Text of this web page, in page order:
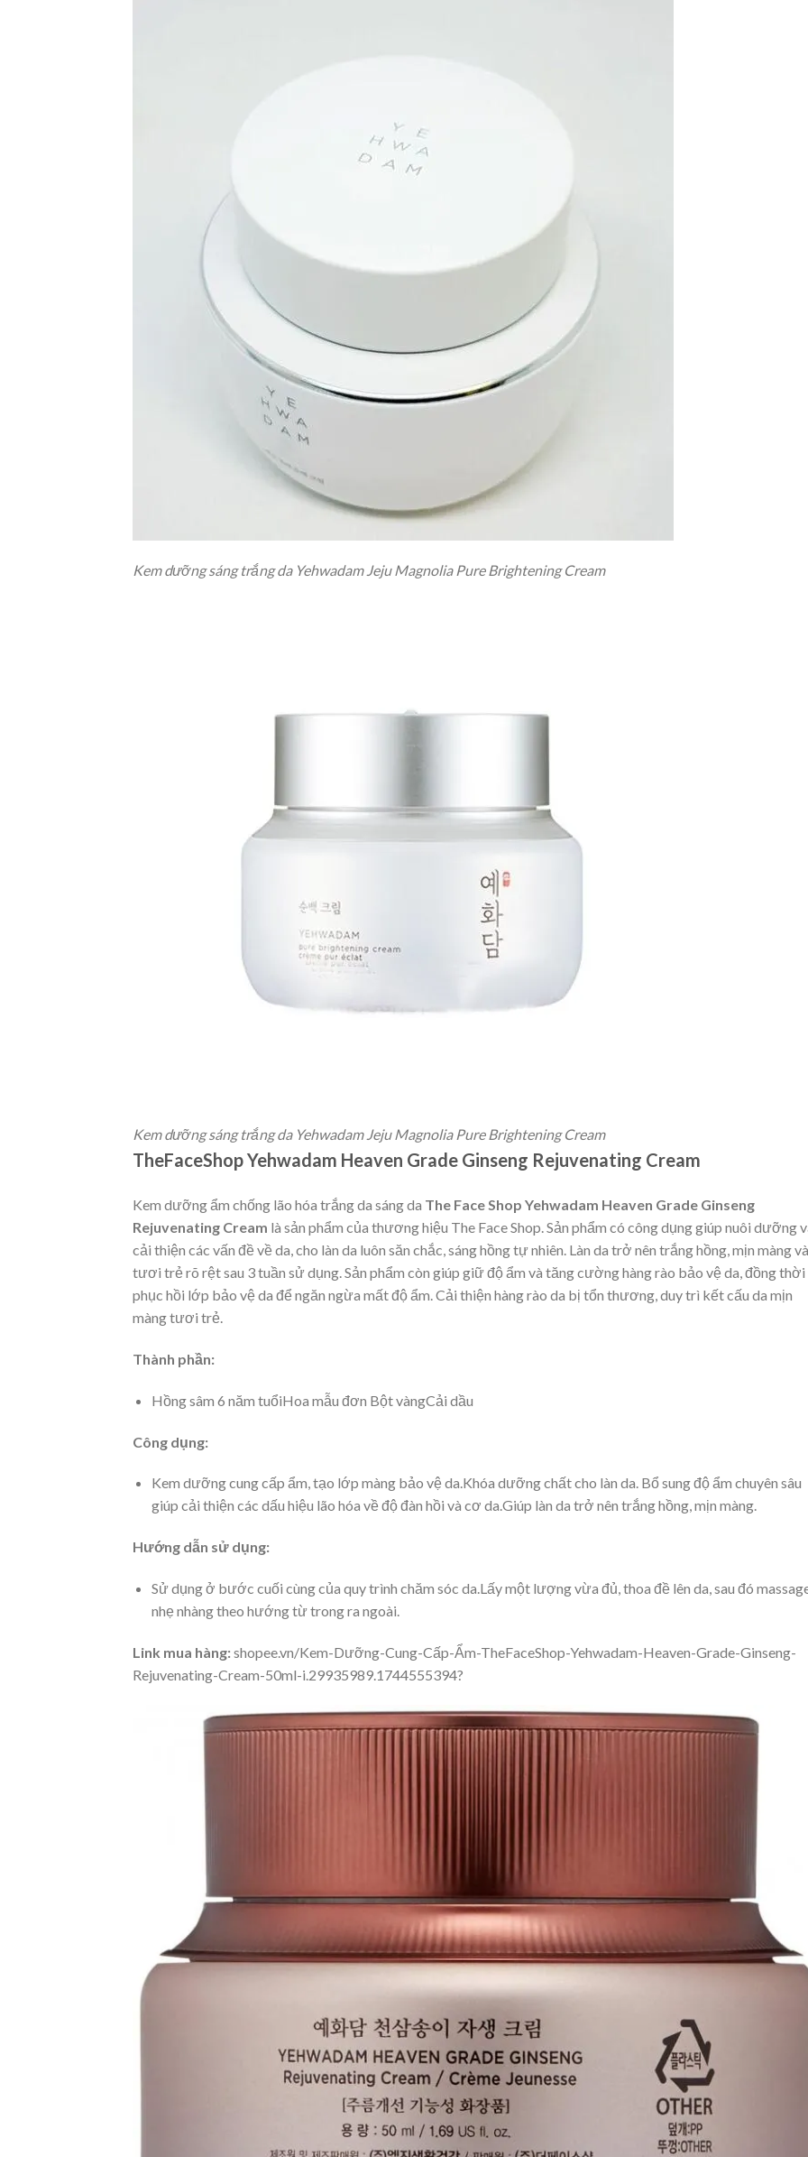
Kem dưỡng sáng trắng da Yehwadam Jeju Magnolia Pure Brightening Cream
Kem dưỡng sáng trắng da Yehwadam Jeju Magnolia Pure Brightening Cream
TheFaceShop Yehwadam Heaven Grade Ginseng Rejuvenating Cream
Kem dưỡng ẩm chống lão hóa trắng da sáng da The Face Shop Yehwadam Heaven Grade Ginseng
Rejuvenating Cream là sản phẩm của thương hiệu The Face Shop. Sản phẩm có công dụng giúp nuôi dưỡng
cải thiện các vấn đề về da, cho làn da luôn săn chắc, sáng hồng tự nhiên. Làn da trở nên trắng hồng, mịn màng và
tươi trẻ rõ rệt sau 3 tuần sử dụng. Sản phẩm còn giúp giữ độ ẩm và tăng cường hàng rào bảo vệ da, đồng thời
phục hồi lớp bảo vệ da để ngăn ngừa mất độ ẩm. Cải thiện hàng rào da bị tổn thương, duy trì kết cấu da mịn
màng tươi trẻ.
Thành phần:
Hồng sâm 6 năm tuổiHoa mẫu đơn Bột vàngCải dầu
Công dụng:
Kem dưỡng cung cấp ẩm, tạo lớp màng bảo vệ da.Khóa dưỡng chất cho làn da. Bổ sung độ ẩm chuyên sâu
giúp cải thiện các dấu hiệu lão hóa về độ đàn hồi và cơ da.Giúp làn da trở nên trắng hồng, mịn màng.
Hướng dẫn sử dụng:
Sử dụng ở bước cuối cùng của quy trình chăm sóc da.Lấy một lượng vừa đủ, thoa đề lên da, sau đó
nhẹ nhàng theo hướng từ trong ra ngoài.
Link mua hàng:shopee.vn/Kem-Dưỡng-Cung-Cấp-Ẩm-TheFaceShop-Yehwadam-Heaven-Grade-Ginseng-
Rejuvenating-Cream-50ml-i.29935989.1744555394?